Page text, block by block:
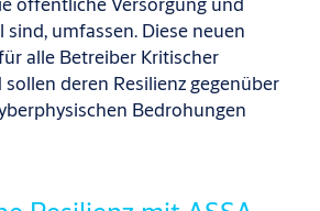
umfassen. Diese neuen
alle Betreiber Kritischer
deren Resilienz gegenüber
Bedrohungen